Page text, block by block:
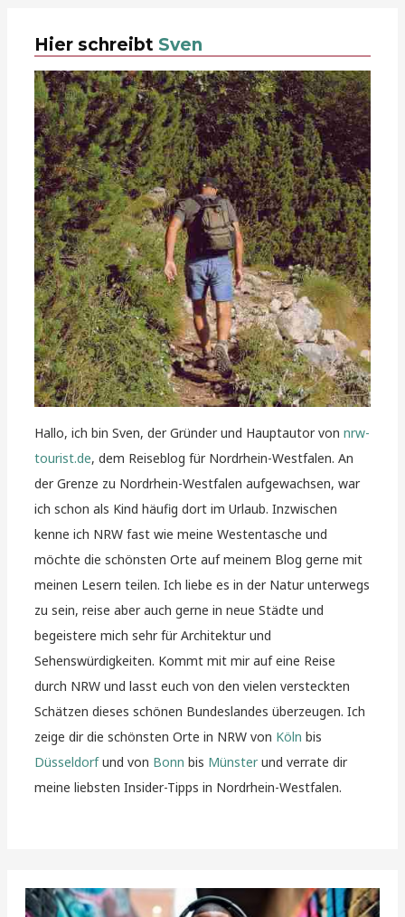
Hier schreibt Sven
Hallo, ich bin Sven, der Gründer und Hauptautor vonnrw-
tourist.de, dem Reiseblog für Nordrhein-Westfalen. An
der Grenze zu Nordrhein-Westfalen aufgewachsen, war
ich schon als Kind häufig dort im Urlaub. Inzwischen
kenne ich NRW fast wie meine Westentasche und
möchte die schönsten Orte auf meinem Blog gerne mit
meinen Lesern teilen. Ich liebe es in der Natur unterwegs
zu sein, reise aber auch gerne in neue Städte und
begeistere mich sehr für Architektur und
Sehenswürdigkeiten. Kommt mit mir auf eine Reise
durch NRW und lasst euch von den vielen versteckten
Schätzen dieses schönen Bundeslandes überzeugen. Ich
zeige dir die schönsten Orte in NRW von Köln bis
Düsseldorfund von Bonn bis Münsterund verrate dir
meine liebsten Insider-Tipps in Nordrhein-Westfalen.